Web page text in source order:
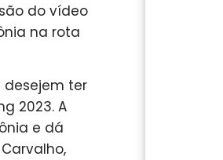
do vídeo
na rota
ter
2023. A
e dá